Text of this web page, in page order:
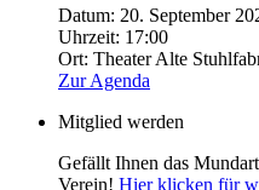
Datum: 20. September
Uhrzeit: 17:00
Ort: Theater Alte
Zur Agenda
Mitglied werden
Gefällt Ihnen das
Verein! Hier klicken für